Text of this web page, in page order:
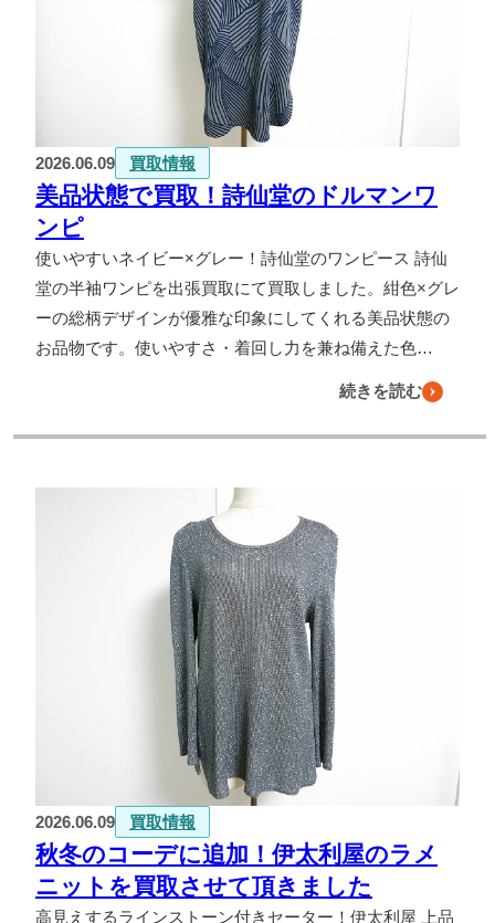
2026.06.09 買取情報
美品状態で買取！詩仙堂のドルマンワ
ンピ
使いやすいネイビー×グレー！詩仙堂のワンピース 詩仙
堂の半袖ワンピを出張買取にて買取しました。紺色×グレ
ーの総柄デザインが優雅な印象にしてくれる美品状態の
お品物です。使いやすさ・着回し力を兼ね備えた色…
続きを読む
2026.06.09 買取情報
秋冬のコーデに追加！伊太利屋のラメ
ニットを買取させて頂きました
高見えするラインストーン付きセーター！伊太利屋 上品